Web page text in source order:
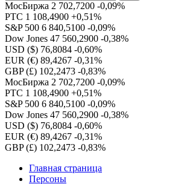
МосБиржа 2 702,7200 -0,09%
РТС 1 108,4900 +0,51%
S&P 500 6 840,5100 -0,09%
Dow Jones 47 560,2900 -0,38%
USD ($) 76,8084 -0,60%
EUR (€) 89,4267 -0,31%
GBP (£) 102,2473 -0,83%
МосБиржа 2 702,7200 -0,09%
РТС 1 108,4900 +0,51%
S&P 500 6 840,5100 -0,09%
Dow Jones 47 560,2900 -0,38%
USD ($) 76,8084 -0,60%
EUR (€) 89,4267 -0,31%
GBP (£) 102,2473 -0,83%
Главная страница
Персоны